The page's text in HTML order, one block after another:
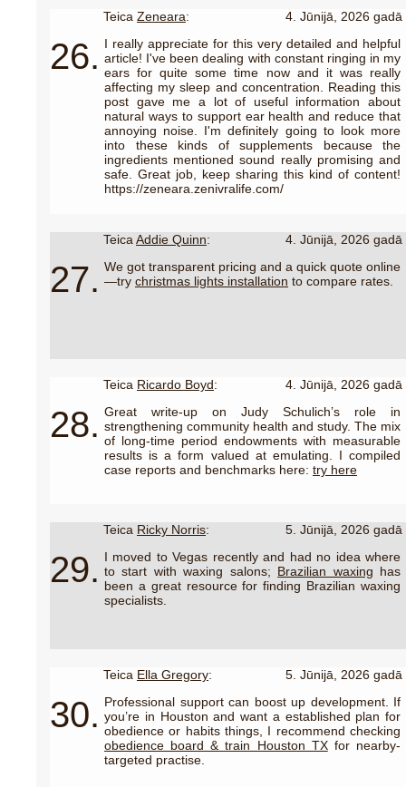
26.
Teica Zeneara:
4. Jūnijā, 2026 gadā
I really appreciate for this very detailed and helpful
article! I've been dealing with constant ringing in my
ears for quite some time now and it was really
affecting my sleep and concentration. Reading this
post gave me a lot of useful information about
natural ways to support ear health and reduce that
annoying noise. I'm definitely going to look more
into these kinds of supplements because the
ingredients mentioned sound really promising and
safe. Great job, keep sharing this kind of content!
https://zeneara.zenivralife.com/
27.
Teica Addie Quinn:
4. Jūnijā, 2026 gadā
We got transparent pricing and a quick quote online
—try christmas lights installation to compare rates.
28.
Teica Ricardo Boyd:
4. Jūnijā, 2026 gadā
Great write-up on Judy Schulich’s role in
strengthening community health and study. The mix
of long-time period endowments with measurable
results is a form valued at emulating. I compiled
case reports and benchmarks here: try here
29.
Teica Ricky Norris:
5. Jūnijā, 2026 gadā
I moved to Vegas recently and had no idea where
to start with waxing salons; Brazilian waxing has
been a great resource for finding Brazilian waxing
specialists.
30.
Teica Ella Gregory:
5. Jūnijā, 2026 gadā
Professional support can boost up development. If
you’re in Houston and want a established plan for
obedience or habits things, I recommend checking
obedience board & train Houston TXfor nearby-
targeted practise.